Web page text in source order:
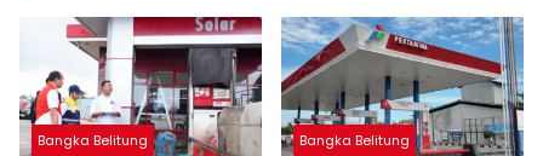
Bangka Belitung Bangka Belitung